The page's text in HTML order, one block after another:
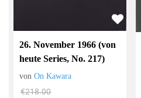
26. November 1966 (von
heute Series, No. 217)
vonOn Kawara
€218.00